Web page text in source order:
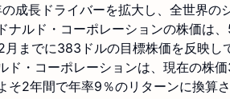
成長ドライバーを拡大し、全世界の
ナルド・コーポレーションの株価は
までに383ドルの目標株価を反映し
ド・コーポレーションは、現在の株
2年間で年率9％のリターンに換算さ